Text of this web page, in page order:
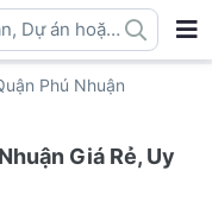
Dự án hoặc
Phú Nhuận
Giá Rẻ, Uy